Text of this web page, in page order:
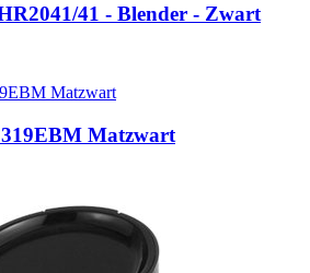
41 - Blender - Zwart
Matzwart